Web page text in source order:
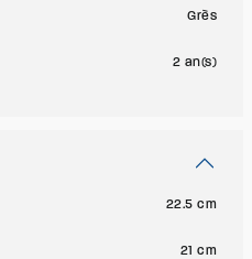
Grès
2 an(s)
22.5 cm
21 cm